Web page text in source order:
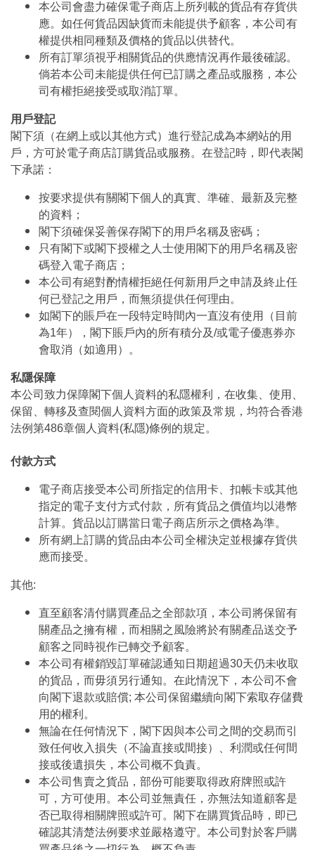
本公司會盡力確保電子商店上所列載的貨品有存貨供
應。如任何貨品因缺貨而未能提供予顧客，本公司有
權提供相同種類及價格的貨品以供替代。
所有訂單須視乎相關貨品的供應情況再作最後確認。
倘若本公司未能提供任何已訂購之產品或服務，本公
司有權拒絕接受或取消訂單。
用戶登記
閣下須（在網上或以其他方式）進行登記成為本網站的用
戶，方可於電子商店訂購貨品或服務。在登記時，即代表閣
下承諾：
按要求提供有關閣下個人的真實、準確、最新及完整
的資料；
閣下須確保妥善保存閣下的用戶名稱及密碼；
只有閣下或閣下授權之人士使用閣下的用戶名稱及密
碼登入電子商店；
本公司有絕對酌情權拒絕任何新用戶之申請及終止任
何已登記之用戶，而無須提供任何理由。
如閣下的賬戶在一段特定時間內一直沒有使用（目前
為1年），閣下賬戶內的所有積分及/或電子優惠券亦
會取消（如適用）。
私隱保障
本公司致力保障閣下個人資料的私隱權利，在收集、使用、
保留、轉移及查閱個人資料方面的政策及常規，均符合香港
法例第486章個人資料(私隱)條例的規定。
付款方式
電子商店接受本公司所指定的信用卡、扣帳卡或其他
指定的電子支付方式付款，所有貨品之價值均以港幣
計算。貨品以訂購當日電子商店所示之價格為準。
所有網上訂購的貨品由本公司全權決定並根據存貨供
應而接受。
其他:
直至顧客清付購買產品之全部款項，本公司將保留有
關產品之擁有權，而相關之風險將於有關產品送交予
顧客之同時視作已轉交予顧客。
本公司有權銷毀訂單確認通知日期超過30天仍未收取
的貨品，而毋須另行通知。在此情況下，本公司不會
向閣下退款或賠償; 本公司保留繼續向閣下索取存儲費
用的權利。
無論在任何情況下，閣下因與本公司之間的交易而引
致任何收入損失（不論直接或間接）、利潤或任何間
接或後遺損失，本公司概不負責。
本公司售賣之貨品，部份可能要取得政府牌照或許
可，方可使用。本公司並無責任，亦無法知道顧客是
否已取得相關牌照或許可。閣下在購買貨品時，即已
確認其清楚法例要求並嚴格遵守。本公司對於客戶購